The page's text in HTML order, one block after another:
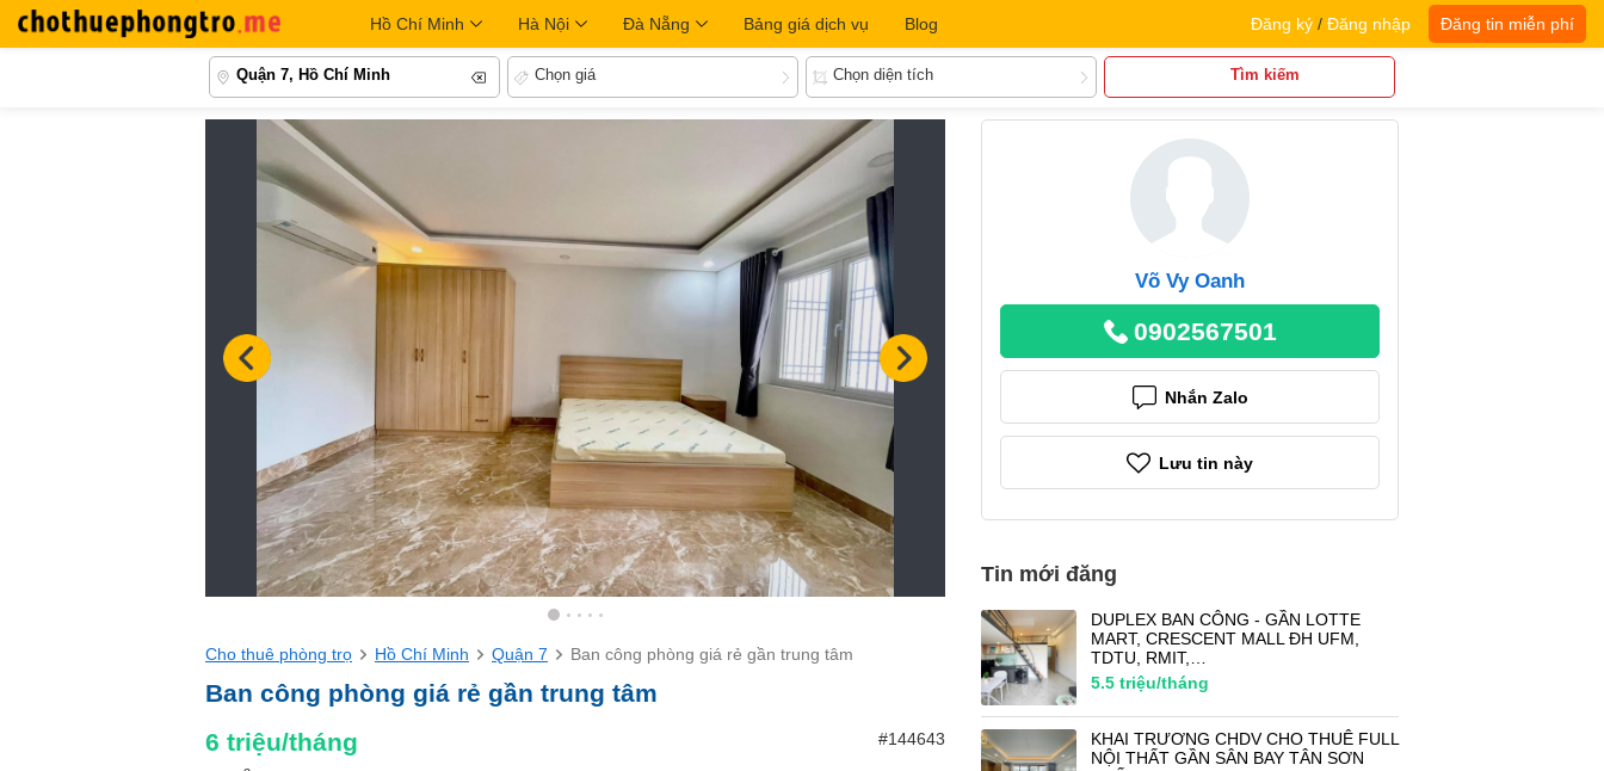
Hồ Chí Minh Hà Nội Đà Nẵng Bảng giá dịch vụ Blog Đăng ký / Đăng nhập Đăng tin miễn phí
Quận 7, Hồ Chí Minh Chọn giá Chọn diện tích Tìm kiếm
Cho thuê phòng trọ Hồ Chí Minh Quận 7 Ban công phòng giá rẻ gần trung tâm
Ban công phòng giá rẻ gần trung tâm
6 triệu/tháng #144643
Võ Vy Oanh
0902567501
Nhắn Zalo
Lưu tin này
Tin mới đăng
DUPLEX BAN CÔNG - GẦN LOTTE
MART, CRESCENT MALL ĐH UFM,
TDTU, RMIT,…
5.5 triệu/tháng
KHAI TRƯƠNG CHDV CHO THUÊ FULL
NỘI THẤT GẦN SÂN BAY TÂN SƠN